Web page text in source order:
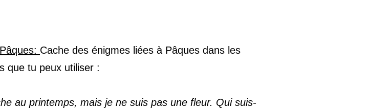
Cache des énigmes liées à Pâques dans les
que tu peux utiliser :
au printemps, mais je ne suis pas une fleur. Qui suis-